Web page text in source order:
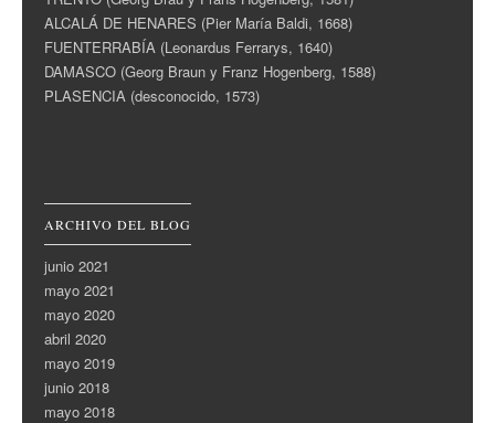
ALCALÁ DE HENARES (Pier María Baldi, 1668)
FUENTERRABÍA (Leonardus Ferrarys, 1640)
DAMASCO (Georg Braun y Franz Hogenberg, 1588)
PLASENCIA (desconocido, 1573)
ARCHIVO DEL BLOG
junio 2021
mayo 2021
mayo 2020
abril 2020
mayo 2019
junio 2018
mayo 2018